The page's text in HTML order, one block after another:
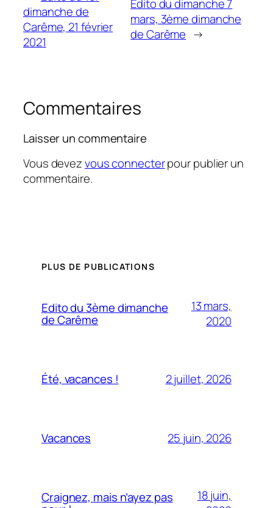
dimanche de
Carême, 21 février
2021
Édito du dimanche 7
mars, 3ème dimanche
de Carême →
Commentaires
Laisser un commentaire
Vous devezvous connecterpour publier un
commentaire.
PLUS DE PUBLICATIONS
Edito du 3ème dimanche
de Carême
13 mars,
2020
Été, vacances ! 2 juillet, 2026
Vacances 25 juin, 2026
Craignez, mais n’ayez pas
18 juin,